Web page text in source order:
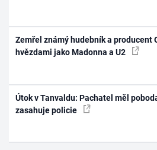
Zemřel známý hudebník a producent
hvězdami jako Madonna a U2
Útok v Tanvaldu: Pachatel měl
zasahuje policie